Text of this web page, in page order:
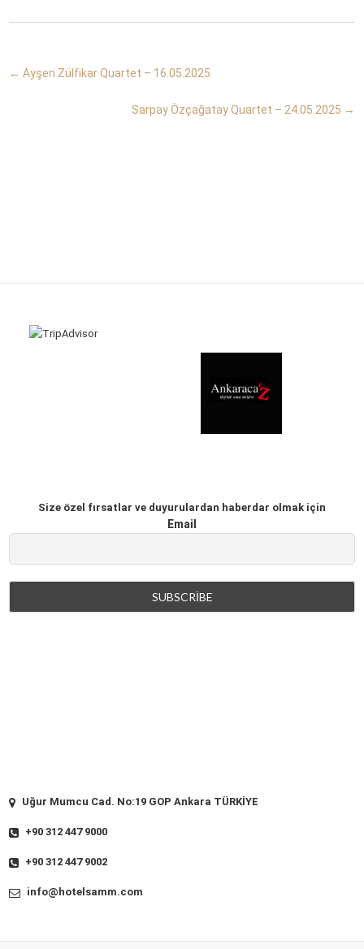
← Ayşen Zülfikar Quartet – 16.05.2025
Sarpay Özçağatay Quartet – 24.05.2025 →
Size özel fırsatlar ve duyurulardan haberdar olmak için
Email
Uğur Mumcu Cad. No:19 GOP Ankara TÜRKİYE
+90 312 447 9000
+90 312 447 9002
info@hotelsamm.com